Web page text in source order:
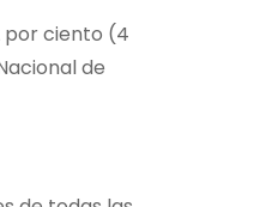
por ciento (4
de